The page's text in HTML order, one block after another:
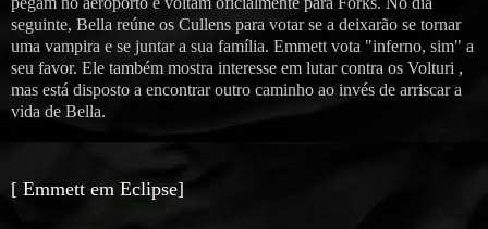
seguinte, Bella reúne os Cullens para votar se a deixarão se tornar
uma vampira e se juntar a sua família. Emmett vota "inferno, sim" a
seu favor. Ele também mostra interesse em lutar contra os Volturi ,
mas está disposto a encontrar outro caminho ao invés de arriscar a
vida de Bella.
[ Emmett em Eclipse]